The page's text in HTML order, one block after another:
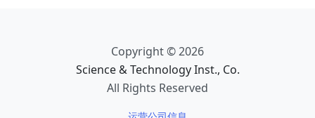
Copyright © 2026
Science & Technology Inst., Co.
All Rights Reserved